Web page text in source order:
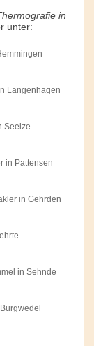
in
unter:
Langenhagen
Seelze
in Pattensen
in Gehrden
in Sehnde